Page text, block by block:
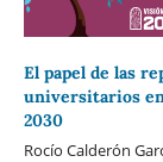
El papel de las
universitarios en
2030
Rocío Calderón